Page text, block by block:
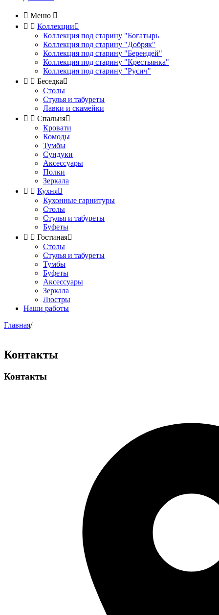
 Меню 
  Коллекции
Коллекция под старину "Богатырь
Коллекция под старину "Добряк"
Коллекция под старину "Берендей"
Коллекция под старину "Крестьянка"
Коллекция под старину "Русич"
  Беседка
Столы
Стулья и табуреты
Лавки и скамейки
  Спальня
Кровати
Комоды
Тумбы
Сундуки
Аксессуары
Полки
Зеркала
  Кухня
Кухонные гарнитуры
Столы
Стулья и табуреты
Буфеты
  Гостиная
Столы
Стулья и табуреты
Тумбы
Буфеты
Аксессуары
Зеркала
Люстры
Наши работы
Главная/
Контакты
Контакты